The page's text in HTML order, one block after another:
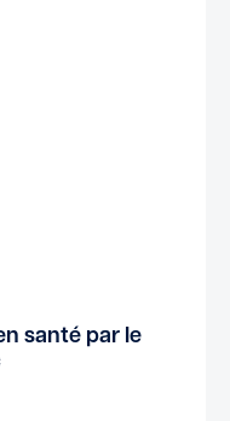
santé par le